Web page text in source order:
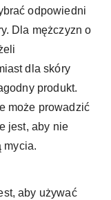
odpowiedni
Dla mężczyzn o
dla skóry
produkt.
może prowadzić
jest, aby nie
mycia.
aby używać